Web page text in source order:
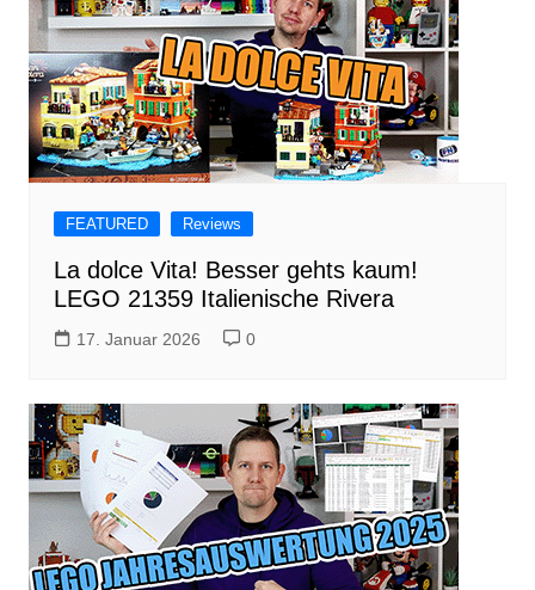
FEATURED Reviews
La dolce Vita! Besser gehts kaum!
LEGO 21359 Italienische Rivera
17. Januar 2026 0